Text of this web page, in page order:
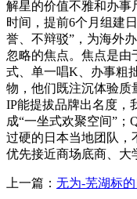
解星的价值不雅和办事
时间，提前6个月组建
誉、不辩驳”，为海外
忽略的焦点。焦点是
式、单一唱K、办事粗
物，他们既注沉体验质
IP能提拔品牌出名度，
成“一坐式欢聚空间”
过硬的日本当地团队，
优先接近商场底商、大
上一篇： 无为-芜湖标